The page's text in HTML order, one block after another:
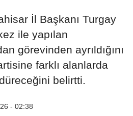
İl Başkanı Turgay
ile yapılan
görevinden ayrıldığını
farklı alanlarda
belirtti.
- 02:38